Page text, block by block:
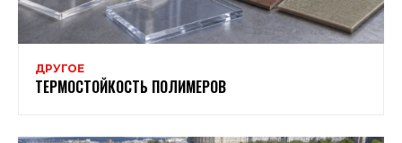
ДРУГОЕ
ТЕРМОСТОЙКОСТЬ ПОЛИМЕРОВ